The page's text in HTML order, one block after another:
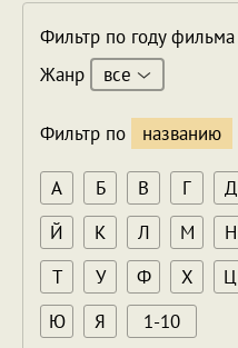
Фильтр по году фильма
Жанр
все
Фильтр по названию
А Б В Г Д
Й
К Л М Н
Т
У Ф Х Ц
Ю
Я 1-10